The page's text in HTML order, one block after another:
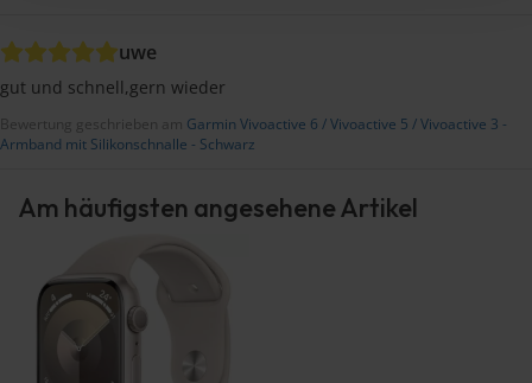
uwe
gut und schnell,gern wieder
Bewertung geschrieben am Garmin Vivoactive 6 / Vivoactive 5 / Vivoactive 3 -
Armband mit Silikonschnalle - Schwarz
Am häufigsten angesehene Artikel